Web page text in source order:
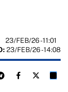
23/FEB/26- 11:01
23/FEB/26 - 14:08